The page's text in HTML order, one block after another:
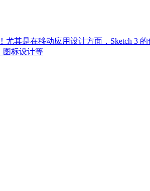
尤其是在移动应用设计方面，Sketch 3
图标设计等